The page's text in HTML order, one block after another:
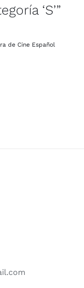
‘S’”
de Cine Español